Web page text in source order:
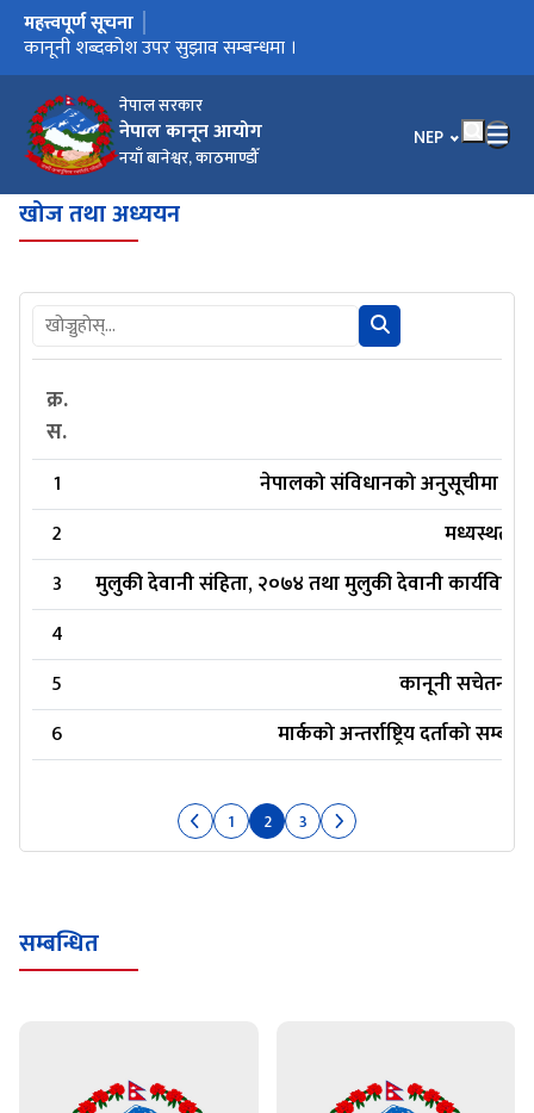
नेपाल सरकार
नेपाल कानून आयोग
नयाँ बानेश्वर, काठमाण्डौँ
भाषा चयन गर्नुहोस्
NEP
मुख्य नेभिगेसनमा जानुहोस्
महत्त्वपूर्ण सूचना
कार्यालय स्थानान्तरण भएको सूचना ।
कानूनी शब्दकोश उपर सुझाव सम्बन्धमा ।
कानूनी शब्दकोश
खोज तथा अध्ययन
क्र.
स.
1
नेपालको संविधानको अनुसूचीमा
2
मध्यस्थता
3
मुलुकी देवानी संहिता, २०७४ तथा मुलुकी देवानी
4
5
कानूनी सचेतना
6
मार्कको अन्तर्राष्ट्रिय दर्ताको
1 2 3
सम्बन्धित